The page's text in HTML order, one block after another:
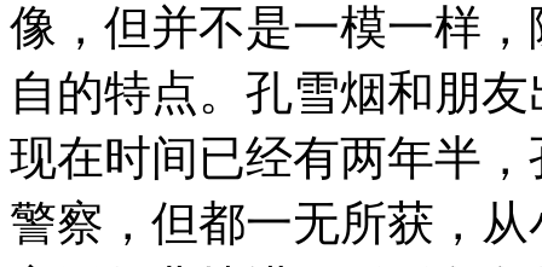
像，但并不是一模一样
自的特点。孔雪烟和朋
现在时间已经有两年半
警察，但都一无所获，